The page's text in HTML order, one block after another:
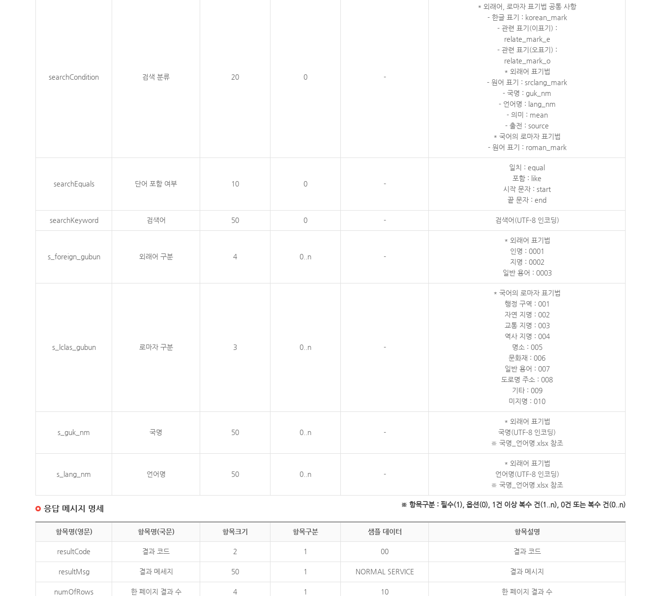
searchCondition 검색 분류 20 0 -
* 외래어, 로마자 표기법 공통 사항
- 한글 표기 : korean_mark
- 관련 표기(이표기) :
relate_mark_e
- 관련 표기(오표기) :
relate_mark_o
* 외래어 표기법
- 원어 표기 : srclang_mark
- 국명 : guk_nm
- 언어명 : lang_nm
- 의미 : mean
- 출전 : source
* 국어의 로마자 표기법
- 원어 표기 : roman_mark
searchEquals 단어 포함 여부 10 0 -
일치 : equal
포함 : like
시작 문자 : start
끝 문자 : end
searchKeyword 검색어 50 0 - 검색어(UTF-8 인코딩)
s_foreign_gubun 외래어 구분 4 0..n -
* 외래어 표기법
인명 : 0001
지명 : 0002
일반 용어 : 0003
s_lclas_gubun 로마자 구분 3 0..n -
* 국어의 로마자 표기법
행정 구역 : 001
자연 지명 : 002
교통 지명 : 003
역사 지명 : 004
명소 : 005
문화재 : 006
일반 용어 : 007
도로명 주소 : 008
기타 : 009
미지명 : 010
s_guk_nm 국명 50 0..n -
* 외래어 표기법
국명(UTF-8 인코딩)
※ 국명_언어명.xlsx 참조
s_lang_nm 언어명 50 0..n -
* 외래어 표기법
언어명(UTF-8 인코딩)
※ 국명_언어명.xlsx 참조
※ 항목구분 : 필수(1), 옵션(0), 1건 이상 복수 건(1..n), 0건 또는 복수 건(0..n)
응답 메시지 명세
항목명(영문) 항목명(국문) 항목크기 항목구분 샘플 데이터 항목설명
resultCode 결과 코드 2 1 00 결과 코드
resultMsg 결과 메세지 50 1 NORMAL SERVICE 결과 메시지
numOfRows 한 페이지 결과 수 4 1 10 한 페이지 결과 수